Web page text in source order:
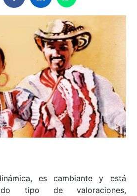
es cambiante y está
tipo de valoraciones,